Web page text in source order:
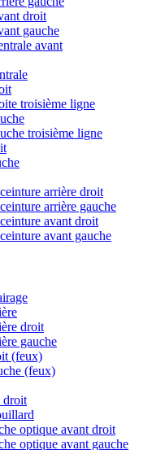
droit
gauche
avant
troisième ligne
troisième ligne
arrière droit
arrière gauche
avant droit
avant gauche
droit
gauche
(feux)
(feux)
droit
optique avant droit
optique avant gauche